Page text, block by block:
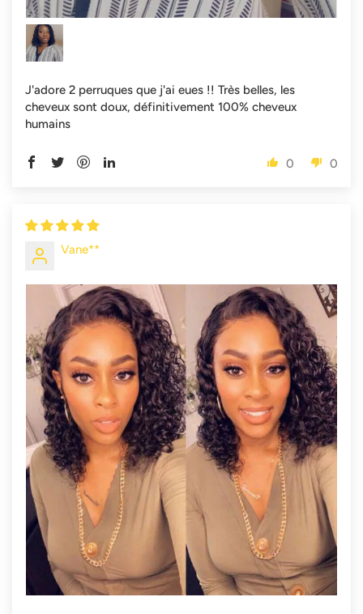
J'adore 2 perruques que j'ai eues !! Très belles, les
cheveux sont doux, définitivement 100% cheveux
humains
0 0
Vane**